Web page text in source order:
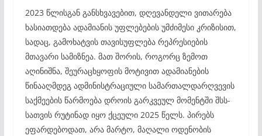
2023 წლისგან განსხვავებით, დღევანდელი ვითარება
ხასიათდება ადამიანის უფლებების უმძიმესი კრიზისით,
სადაც, გამოხატვის თავისუფლება რეპრესიების
მთავარი სამიზნეა. მათ შორის, როგორც ზემოთ
აღინიშნა, შეურაცხყოფის მოტივით ადამიანების
წინააღმდეგ ადმინისტრაციული სამართალდარღვევის
საქმეების წარმოება დროის გარკვეულ მომენტში შსს-
სათვის რუტინად იყო ქცეული 2025 წელს. პირებს
ეფარდებოდათ, არა მარტო, მაღალი ოდენობის